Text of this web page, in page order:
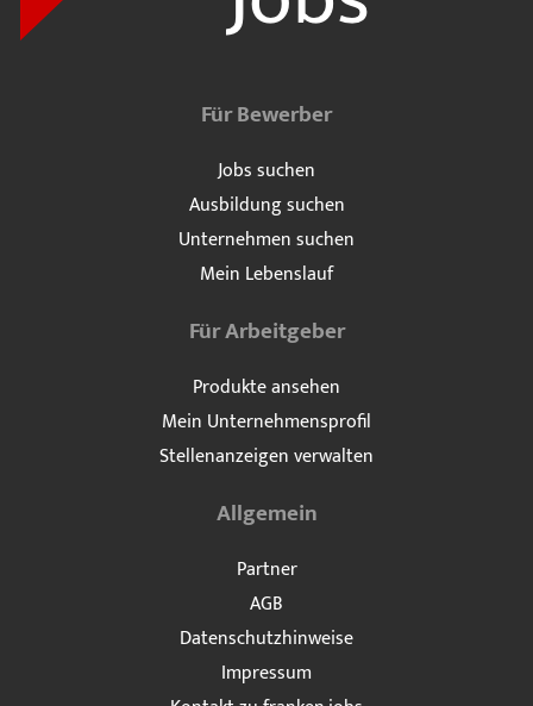
Für Bewerber
Jobs suchen
Ausbildung suchen
Unternehmen suchen
Mein Lebenslauf
Für Arbeitgeber
Produkte ansehen
Mein Unternehmensprofil
Stellenanzeigen verwalten
Allgemein
Partner
AGB
Datenschutzhinweise
Impressum